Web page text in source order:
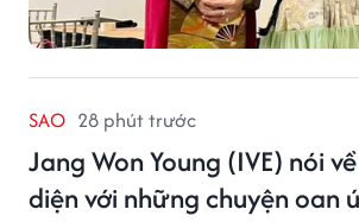
SAO 28 phút trước
Jang Won Young (IVE) nói
diện với những chuyện oan